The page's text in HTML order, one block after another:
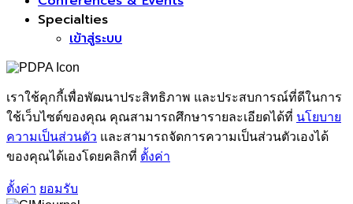
Specialties
เข้าสู่ระบบ
เราใช้คุกกี้เพื่อพัฒนาประสิทธิภาพ และประสบการณ์ที่ดีในการ
ใช้เว็บไซต์ของคุณ คุณสามารถศึกษารายละเอียดได้ที่ นโยบาย
ความเป็นส่วนตัว และสามารถจัดการความเป็นส่วนตัวเองได้
ของคุณได้เองโดยคลิกที่ ตั้งค่า
ตั้งค่า ยอมรับ